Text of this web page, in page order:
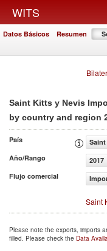
WITS
Datos Básicos Resumen
Saint Kitts y Nevis
by country and region
País
Año/Rango
2017
Flujo comercial
Saint
Please note the exports, imports
filled. Please check the Data